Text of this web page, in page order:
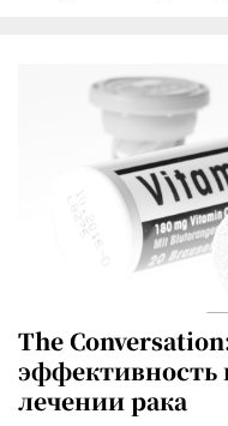
The
эффективность
лечении рака